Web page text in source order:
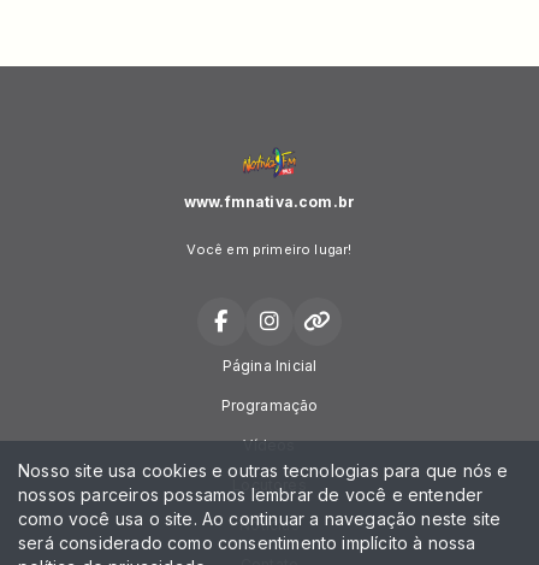
www.fmnativa.com.br
Você em primeiro lugar!
Página Inicial
Programação
Vídeos
Locutores
Notícias
Nosso site usa cookies e outras tecnologias para que nós e
nossos parceiros possamos lembrar de você e entender
como você usa o site. Ao continuar a navegação neste site
será considerado como consentimento implícito à nossa